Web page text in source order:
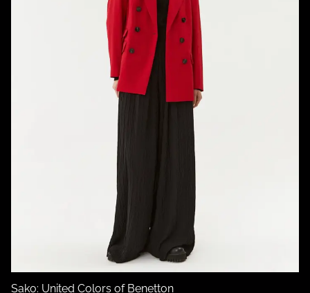
Sako: United Colors of Benetton